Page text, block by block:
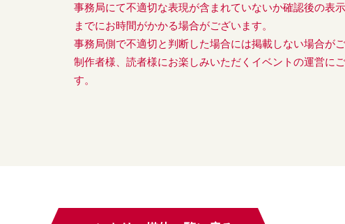
事務局にて不適切な表現が含まれていないか確認後の表
までにお時間がかかる場合がございます。
事務局側で不適切と判断した場合には掲載しない場合が
制作者様、読者様にお楽しみいただくイベントの運営に
す。